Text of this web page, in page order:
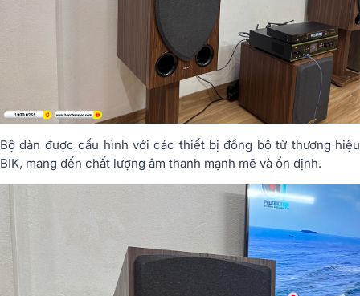
Bộ dàn được cấu hình với các thiết bị đồng bộ từ thương hiệu
BIK, mang đến chất lượng âm thanh mạnh mẽ và ổn định.